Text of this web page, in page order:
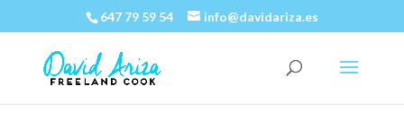
647 79 59 54 info@davidariza.es